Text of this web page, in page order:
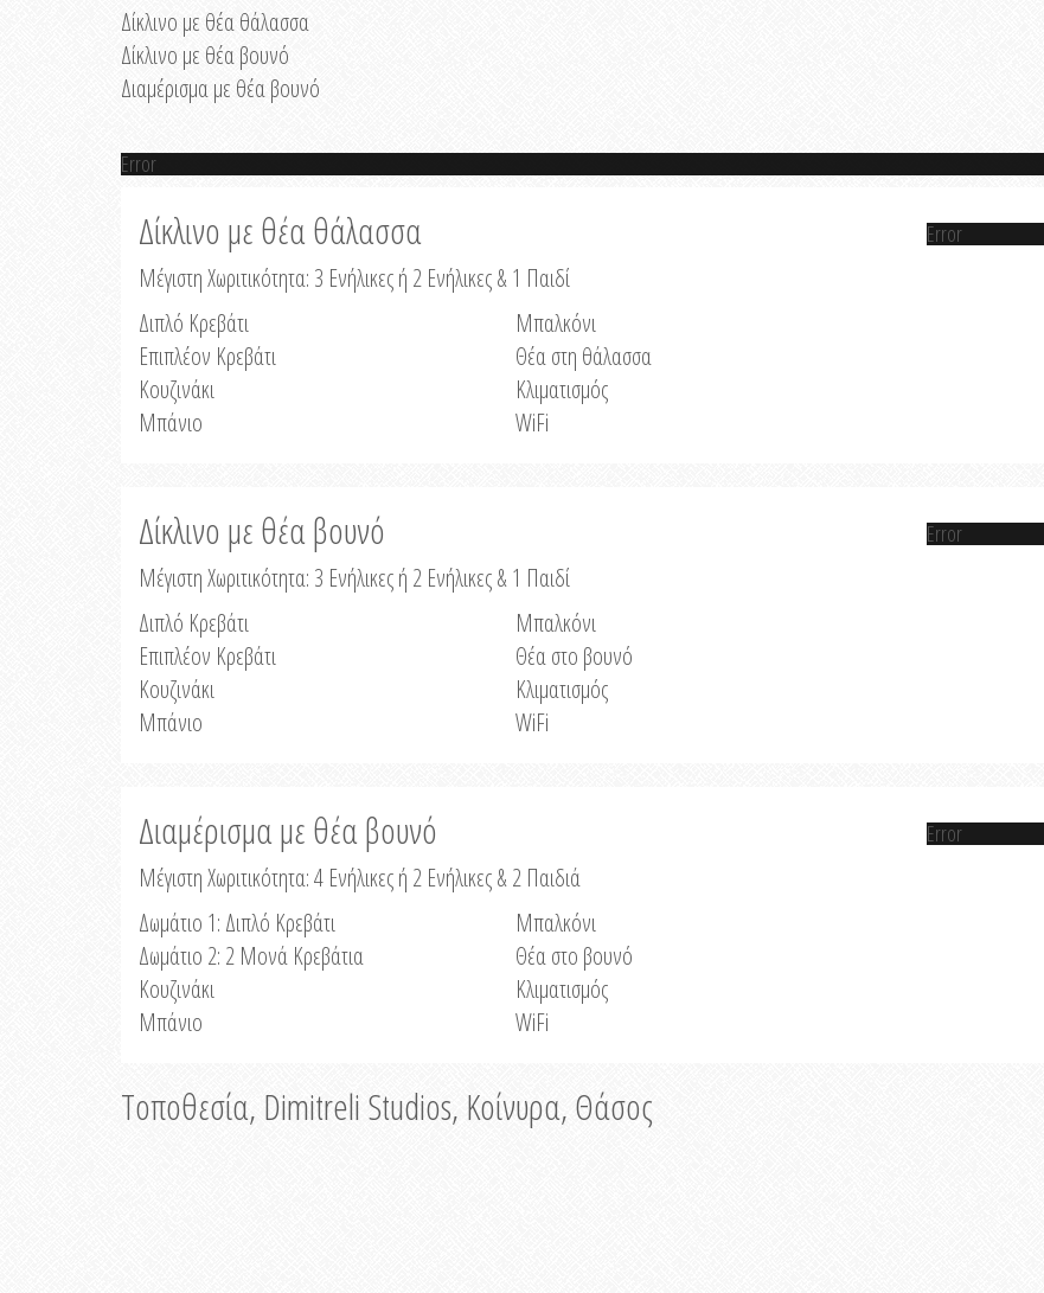
Δίκλινο με θέα θάλασσα
Δίκλινο με θέα βουνό
Διαμέρισμα με θέα βουνό
Error
Δίκλινο με θέα θάλασσα
Μέγιστη Χωριτικότητα: 3 Ενήλικες ή 2 Ενήλικες & 1 Παιδί
Διπλό Κρεβάτι
Επιπλέον Κρεβάτι
Κουζινάκι
Μπάνιο
Μπαλκόνι
Θέα στη θάλασσα
Κλιματισμός
WiFi
Error
Δίκλινο με θέα βουνό
Μέγιστη Χωριτικότητα: 3 Ενήλικες ή 2 Ενήλικες & 1 Παιδί
Διπλό Κρεβάτι
Επιπλέον Κρεβάτι
Κουζινάκι
Μπάνιο
Μπαλκόνι
Θέα στο βουνό
Κλιματισμός
WiFi
Error
Διαμέρισμα με θέα βουνό
Μέγιστη Χωριτικότητα: 4 Ενήλικες ή 2 Ενήλικες & 2 Παιδιά
Δωμάτιο 1: Διπλό Κρεβάτι
Δωμάτιο 2: 2 Μονά Κρεβάτια
Κουζινάκι
Μπάνιο
Μπαλκόνι
Θέα στο βουνό
Κλιματισμός
WiFi
Error
Τοποθεσία, Dimitreli Studios, Κοίνυρα, Θάσος